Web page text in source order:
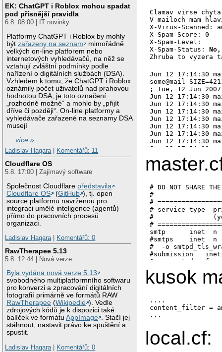
EK: ChatGPT i Roblox mohou spadat
pod přísnější pravidla
6.8. 08:00 | IT novinky
Platformy ChatGPT i Roblox by mohly
býtzařazeny na seznam
mimořádně
velkých on-line platforem nebo
internetových vyhledávačů, na něž se
vztahují zvláštní podmínky podle
nařízení o digitálních službách (DSA).
Vzhledem k tomu, že ChatGPT i Roblox
oznámily počet uživatelů nad prahovou
hodnotou DSA, je toto označení
„rozhodně možné“ a mohlo by „přijít
dříve či později“. On-line platformy a
vyhledávače zařazené na seznamy DSA
musejí
…více »
Ladislav Hagara| Komentářů: 11
Cloudflare OS
5.8. 17:00 | Zajímavý software
Společnost Cloudflare představila
Cloudflare OS
(GitHub ), tj. open
source platformu navrženou pro
integraci umělé inteligence (agentů)
přímo do pracovních procesů
organizací.
Ladislav Hagara| Komentářů: 0
RawTherapee 5.13
5.8. 12:44 | Nová verze
Byla vydána nová verze 5.13
svobodného multiplatformního softwaru
pro konverzi a zpracování digitálních
fotografií primárně ve formátů RAW
RawTherapee (Wikipedie ). Vedle
zdrojových kódů je k dispozici také
balíček ve formátuAppImage . Stačí jej
stáhnout, nastavit právo ke spuštění a
spustit.
Ladislav Hagara| Komentářů: 0
Clamav virse
V mailoch mam
X-Virus-Scanned:
X-Spam-Score: 0
X-Spam-Level:
X-Spam-Status:
Jun 12 17:14:30
some@mail
; Tue, 12 Jun
Jun 12 17:14:30
Jun 12 17:14:30
Jun 12 17:14:30
Jun 12 17:14:30
Jun 12 17:14:30
Jun 12 17:14:30
Jun 12 17:14:30
Jun 12 17:14:30
Jun 12 17:14:30
Jun 12 17:14:30
Jun 12 17:14:31
Jun 12 17:14:31
Jun 12 17:14:31
Jun 12 17:14:31
Jun 12 17:14:31
Jun 12 17:14:31
Jun 12 17:14:31
127.0.0.1]:10025):
Jun 12 17:14:31
sage-ID:
Jun 12 17:14:31
9 (2%)27, spam-
destiny: 1
Jun 12 17:14:31
# DO NOT SHARE
#
#
# service type
#
#
smtp      inet
#smtps    inet
#  -o
#submission
#  -o
#628      inet
pickup    fifo
cleanup
#tlsmgr   fifo
rewrite
trace     unix
verify    unix
kusok
....
content_filter =
...
local.cf: